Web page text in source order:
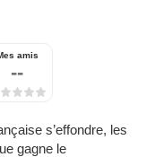
amis
--
s’effondre, les
gagne le